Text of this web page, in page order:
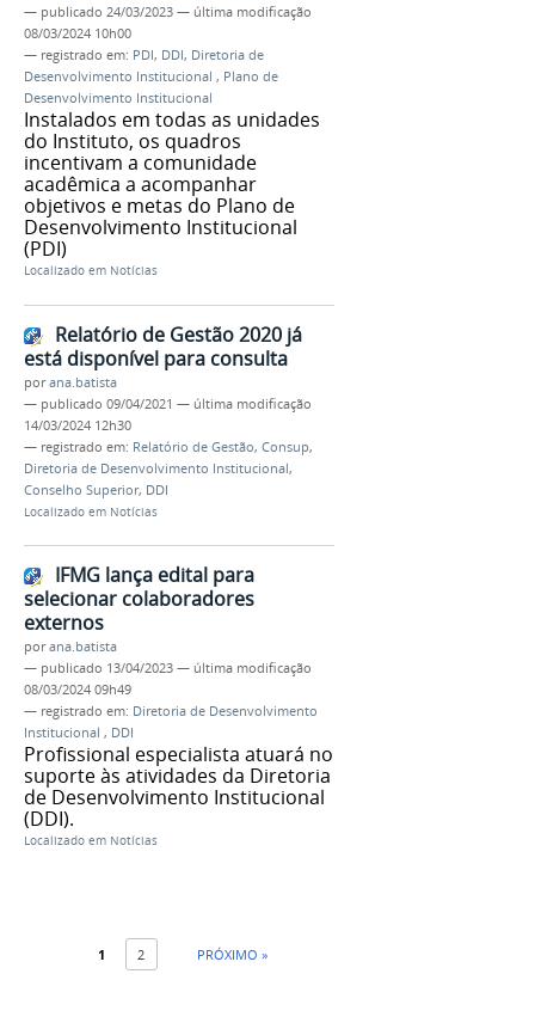
— publicado 24/03/2023 — última modificação
08/03/2024 10h00
— registrado em: PDI, DDI, Diretoria de
Desenvolvimento Institucional , Plano de
Desenvolvimento Institucional
Instalados em todas as unidades
do Instituto, os quadros
incentivam a comunidade
acadêmica a acompanhar
objetivos e metas do Plano de
Desenvolvimento Institucional
(PDI)
Localizado em Notícias
Relatório de Gestão 2020 já
está disponível para consulta
porana.batista
— publicado 09/04/2021 — última modificação
14/03/2024 12h30
— registrado em: Relatório de Gestão, Consup,
Diretoria de Desenvolvimento Institucional,
Conselho Superior, DDI
Localizado em Notícias
IFMG lança edital para
selecionar colaboradores
externos
porana.batista
— publicado 13/04/2023 — última modificação
08/03/2024 09h49
— registrado em: Diretoria de Desenvolvimento
Institucional , DDI
Profissional especialista atuará no
suporte às atividades da Diretoria
de Desenvolvimento Institucional
(DDI).
Localizado em Notícias
1 2 PRÓXIMO »